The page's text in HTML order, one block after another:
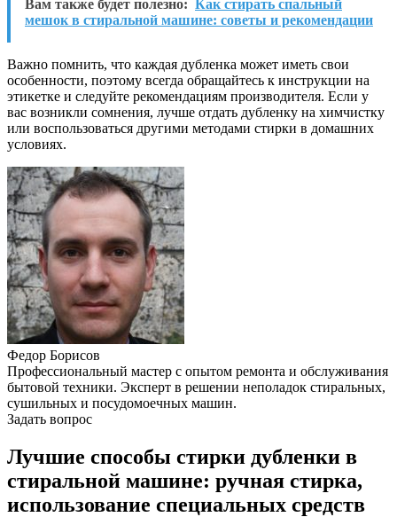
Вам также будет полезно: Как стирать спальный
мешок в стиральной машине: советы и рекомендации
Важно помнить, что каждая дубленка может иметь свои
особенности, поэтому всегда обращайтесь к инструкции на
этикетке и следуйте рекомендациям производителя. Если у
вас возникли сомнения, лучше отдать дубленку на химчистку
или воспользоваться другими методами стирки в домашних
условиях.
Федор Борисов
Профессиональный мастер с опытом ремонта и обслуживания
бытовой техники. Эксперт в решении неполадок стиральных,
сушильных и посудомоечных машин.
Задать вопрос
Лучшие способы стирки дубленки в
стиральной машине: ручная стирка,
использование специальных средств